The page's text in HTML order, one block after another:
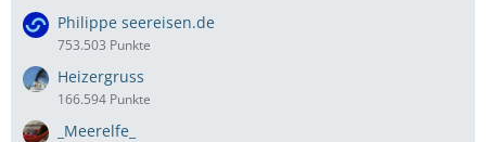
Philippe seereisen.de
753.503 Punkte
Heizergruss
166.594 Punkte
_Meerelfe_